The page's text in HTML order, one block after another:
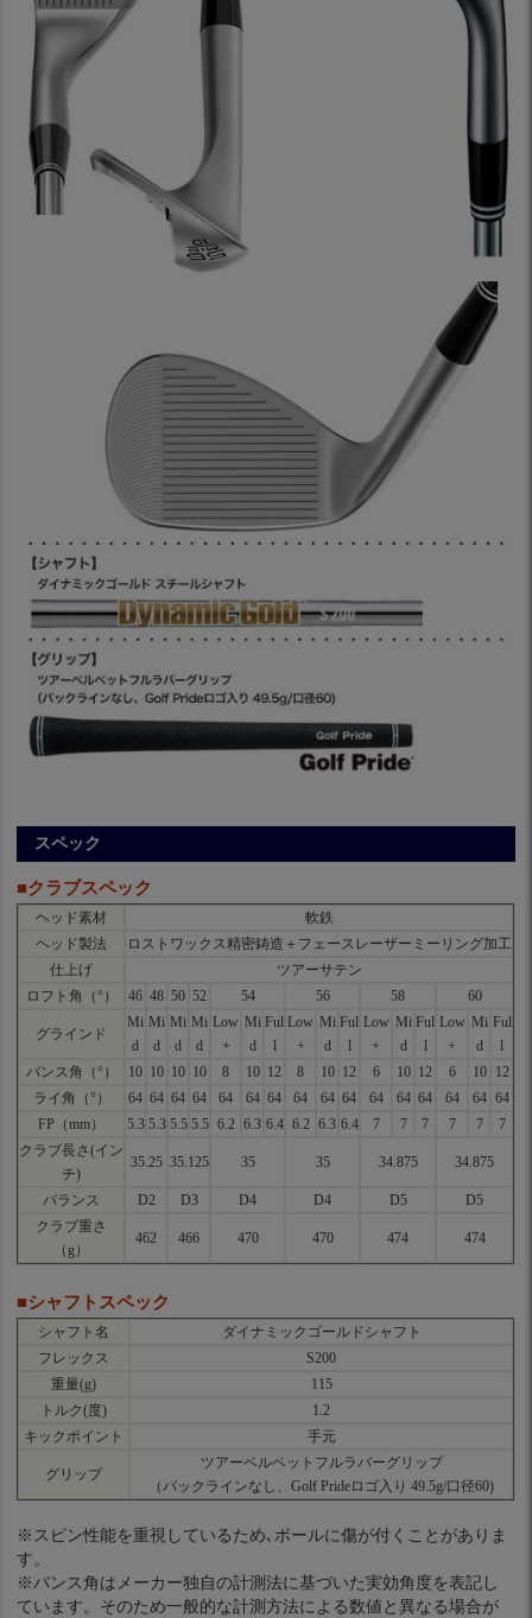
スペック
■クラブスペック
ヘッド素材
軟鉄
ヘッド製法
ロストワックス精密鋳造＋フェースレーザーミーリング加工
仕上げ
ツアーサテン
ロフト角（°）
46 48 50 52 54 56 58 60
グラインド
Mi
d
Mi
d
Mi
d
Mi
d
Low
+
Mi
d
Ful
l
Low
+
Mi
d
Ful
l
Low
+
Mi
d
Ful
l
Low
+
Mi
d
Ful
l
バンス角（°）
10 10 10 10 8 10 12 8 10 12 6 10 12 6 10 12
ライ角（°）
64 64 64 64 64 64 64 64 64 64 64 64 64 64 64 64
FP（mm）
5.3 5.3 5.5 5.5 6.2 6.3 6.4 6.2 6.3 6.4 7 7 7 7 7
7
クラブ長さ(イン
チ)
35.25 35.125 35 35 34.875 34.875
バランス D2 D3 D4 D4 D5
D5
クラブ重さ
（g）
462 466 470 470 474 474
■シャフトスペック
シャフト名
ダイナミックゴールドシャフト
フレックス
S200
重量(g)
115
トルク(度)
1.2
キックポイント
手元
グリップ
ツアーベルベットフルラバーグリップ
（バックラインなし、Golf Prideロゴ入り 49.5g/口径60)
※スピン性能を重視しているため､ボールに傷が付くことがありま
す。
※バンス角はメーカー独自の計測法に基づいた実効角度を表記し
ています。そのため一般的な計測方法による数値と異なる場合が